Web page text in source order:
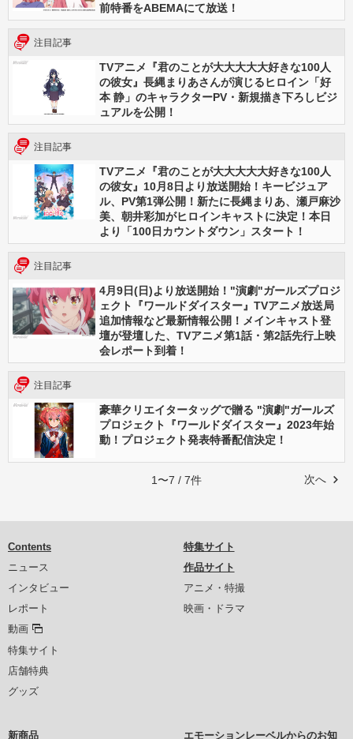
前特番をABEMAにて放送！
注目記事
TVアニメ『君のことが大大大大大好きな100人
の彼女』長縄まりあさんが演じるヒロイン「好
本 静」のキャラクターPV・新規描き下ろしビジ
ュアルを公開！
注目記事
TVアニメ『君のことが大大大大大好きな100人
の彼女』10月8日より放送開始！キービジュア
ル、PV第1弾公開！新たに長縄まりあ、瀬戸麻沙
美、朝井彩加がヒロインキャストに決定！本日
より「100日カウントダウン」スタート！
注目記事
4月9日(日)より放送開始！"演劇"ガールズプロジ
ェクト『ワールドダイスター』TVアニメ放送局
追加情報など最新情報公開！メインキャスト登
壇が登壇した、TVアニメ第1話・第2話先行上映
会レポート到着！
注目記事
豪華クリエイタータッグで贈る "演劇"ガールズ
プロジェクト『ワールドダイスター』2023年始
動！プロジェクト発表特番配信決定！
次へ
1〜7 / 7件
Contents
ニュース
インタビュー
レポート
動画
特集サイト
店舗特典
グッズ
特集サイト
作品サイト
アニメ・特撮
映画・ドラマ
新商品 エモーションレーベルからのお知